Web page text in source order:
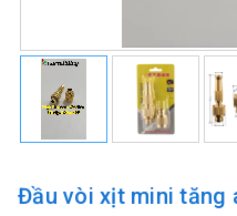
Đầu vòi xịt mini tăng